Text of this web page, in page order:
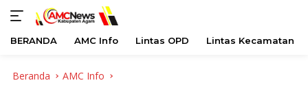
BERANDA AMC Info Lintas OPD Lintas Kecamatan
Beranda AMC Info